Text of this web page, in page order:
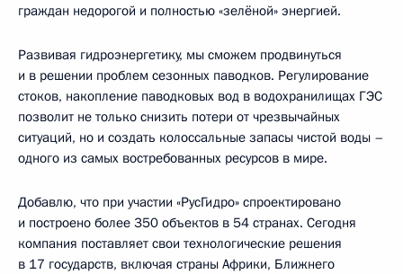
граждан недорогой и полностью «зелёной» энергией.
Развивая гидроэнергетику, мы сможем продвинуться
и в решении проблем сезонных паводков. Регулирование
стоков, накопление паводковых вод в водохранилищах ГЭС
позволит не только снизить потери от чрезвычайных
ситуаций, но и создать колоссальные запасы чистой воды –
одного из самых востребованных ресурсов в мире.
Добавлю, что при участии «РусГидро» спроектировано
и построено более 350 объектов в 54 странах. Сегодня
компания поставляет свои технологические решения
в 17 государств, включая страны Африки, Ближнего